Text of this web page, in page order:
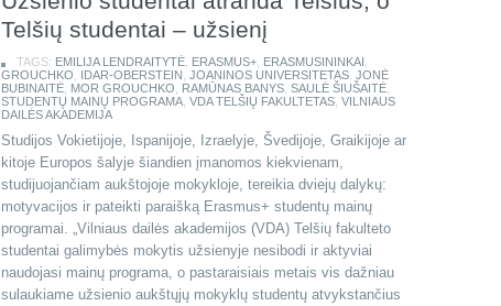
Telšių studentai – užsienį
TAGS: EMILIJA LENDRAITYTĖ, ERASMUS+, ERASMUSININKAI
GROUCHKO
IDAR-OBERSTEIN JOANINOS UNIVERSITETAS, JONĖ
BUBINAITĖ, MOR GROUCHKO RAMŪNAS BANYS, SAULĖ ŠIUŠAITĖ,
STUDENTŲ MAINŲ PROGRAMA, VDA TELŠIŲ FAKULTETAS, VILNIAUS
DAILĖS AKADEMIJA
Studijos Vokietijoje, Ispanijoje, Izraelyje, Švedijoje, Graikijoje ar
kitoje Europos šalyje šiandien įmanomos kiekvienam,
studijuojančiam aukštojoje mokykloje, tereikia dviejų dalykų:
motyvacijos ir pateikti paraišką Erasmus+ studentų mainų
programai. „Vilniaus dailės akademijos (VDA) Telšių fakulteto
studentai galimybės mokytis užsienyje nesibodi ir aktyviai
naudojasi mainų programa, o pastaraisiais metais vis dažniau
sulaukiame užsienio aukštųjų mokyklų studentų atvykstančius